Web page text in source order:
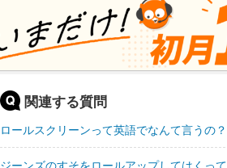
関連する質問
ロールスクリーンって英語でなんて言うの？